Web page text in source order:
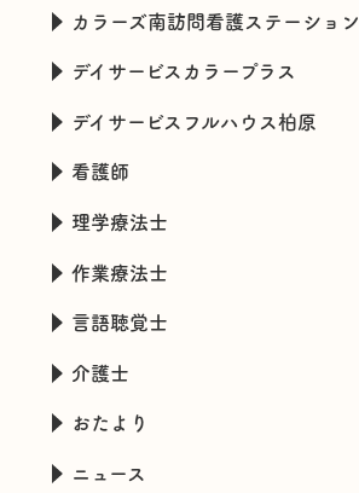
カラーズ南訪問看護ステーション
デイサービスカラープラス
デイサービスフルハウス柏原
看護師
理学療法士
作業療法士
言語聴覚士
介護士
おたより
ニュース